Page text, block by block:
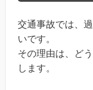
交通事故では、
いです。
その理由は、ど
します。